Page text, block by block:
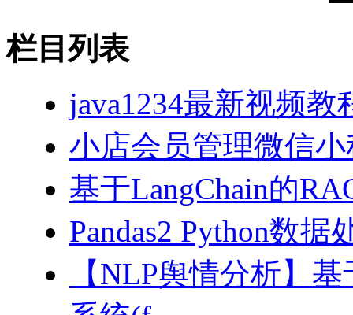
栏目列表
java1234最新视频教
小店会员管理微信
基于LangChain的
Pandas2 Python数
【NLP舆情分析】